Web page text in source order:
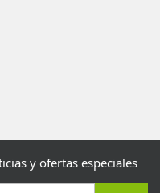
y ofertas especiales